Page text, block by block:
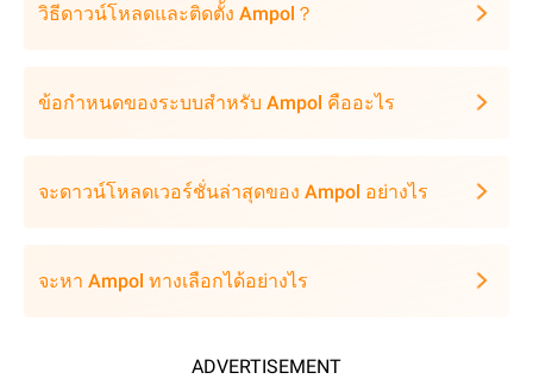
วิธีดาวน์โหลดและติดตั้ง Ampol？
ข้อกำหนดของระบบสำหรับ Ampol คืออะไร
จะดาวน์โหลดเวอร์ชั่นล่าสุดของ Ampol อย่างไร
จะหา Ampol ทางเลือกได้อย่างไร
ADVERTISEMENT